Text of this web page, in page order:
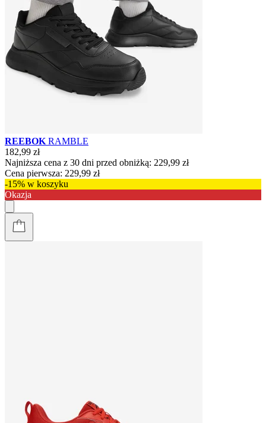
REEBOK RAMBLE
182,99 zł
Najniższa cena z 30 dni przed obniżką: 229,99 zł
Cena pierwsza: 229,99 zł
-15% w koszyku
Okazja